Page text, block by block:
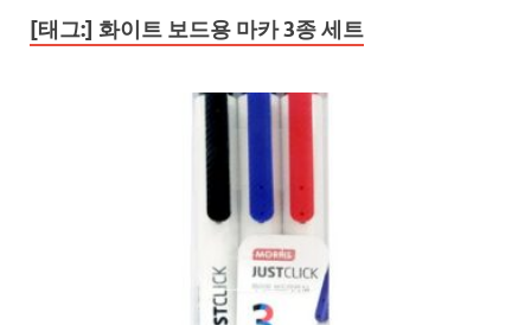
[태그:] 화이트 보드용 마카 3종 세트